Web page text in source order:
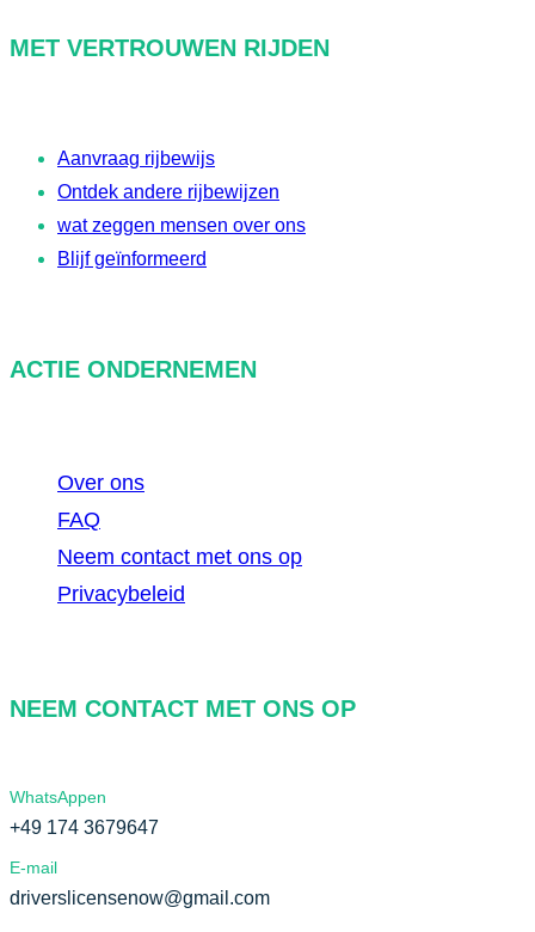
k
MET VERTROUWEN RIJDEN
Aanvraag rijbewijs
Ontdek andere rijbewijzen
wat zeggen mensen over ons
Blijf geïnformeerd
ACTIE ONDERNEMEN
Over ons
FAQ
Neem contact met ons op
Privacybeleid
NEEM CONTACT MET ONS OP
WhatsAppen
+49 174 3679647
E-mail
driverslicensenow@gmail.com